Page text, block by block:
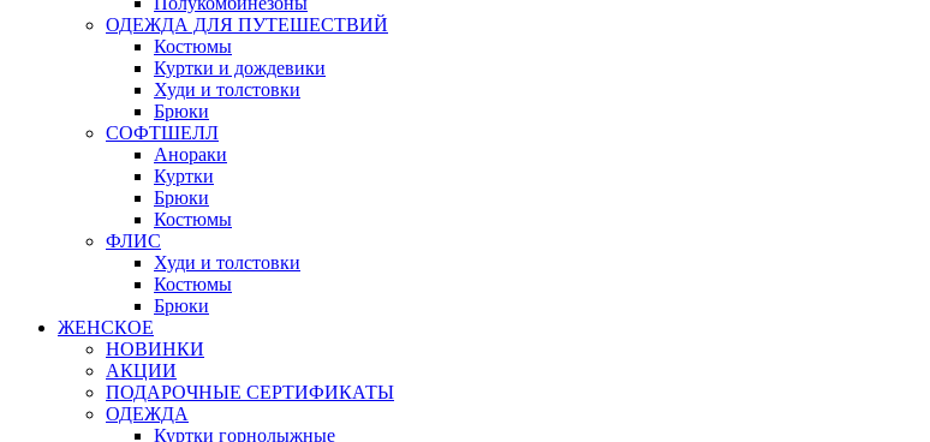
ОДЕЖДА ДЛЯ ПУТЕШЕСТВИЙ
Костюмы
Куртки и дождевики
Худи и толстовки
Брюки
СОФТШЕЛЛ
Анораки
Куртки
Брюки
Костюмы
ФЛИС
Худи и толстовки
Костюмы
Брюки
ЖЕНСКОЕ
НОВИНКИ
АКЦИИ
ПОДАРОЧНЫЕ СЕРТИФИКАТЫ
ОДЕЖДА
Куртки горнолыжные